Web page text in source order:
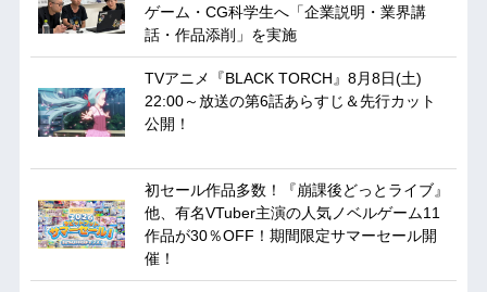
ゲーム・CG科学生へ「企業説明・業界講
話・作品添削」を実施
TVアニメ『BLACK TORCH』8月8日(土)
22:00～放送の第6話あらすじ＆先行カット
公開！
初セール作品多数！『崩課後どっとライブ』
他、有名VTuber主演の人気ノベルゲーム11
作品が30％OFF！期間限定サマーセール開
催！